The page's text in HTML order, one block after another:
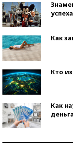
Как
Кто
Как